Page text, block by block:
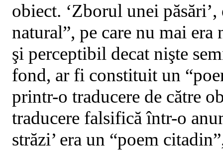
obiect. ‘Zborul unei
natural”, pe care nu mai
şi perceptibil decat nişte
fond, ar fi constituit un
printr-o traducere de către
traducere falsifică într-o
străzi’ era un “poem